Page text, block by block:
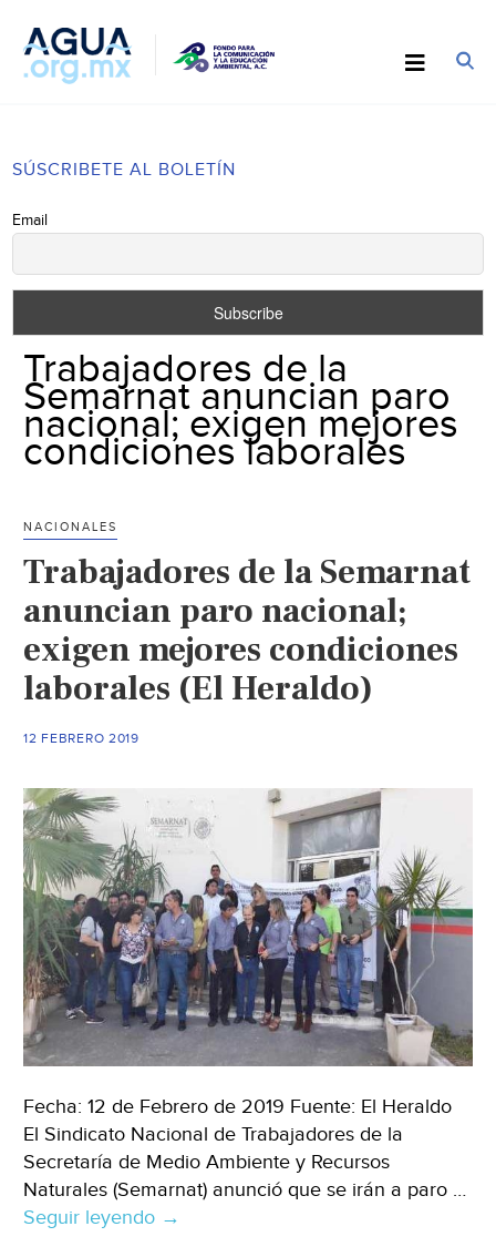
SÚSCRIBETE AL BOLETÍN
Email
Trabajadores de la
Semarnat anuncian paro
nacional; exigen mejores
condiciones laborales
NACIONALES
Trabajadores de la Semarnat
anuncian paro nacional;
exigen mejores condiciones
laborales (El Heraldo)
12 FEBRERO 2019
Fecha: 12 de Febrero de 2019 Fuente: El Heraldo
El Sindicato Nacional de Trabajadores de la
Secretaría de Medio Ambiente y Recursos
Naturales (Semarnat) anunció que se irán a paro …
Seguir leyendo Trabajadores
→